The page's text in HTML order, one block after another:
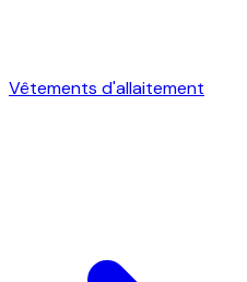
Vêtements d'allaitement